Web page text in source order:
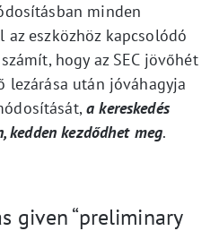
minden
eszközhöz kapcsolódó
hogy az SEC jövőhét
lezárása után jóváhagyja
a kereskedés
kezdődhet meg.
given “preliminary